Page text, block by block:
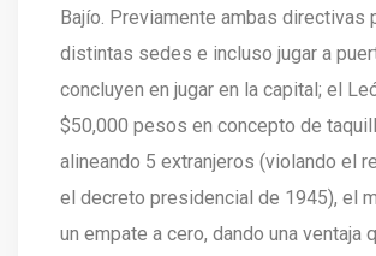
Bajío. Previamente ambas directivas
distintas sedes e incluso jugar a
concluyen en jugar en la capital; el
$50,000 pesos en concepto de
alineando 5 extranjeros (violando el
el decreto presidencial de 1945), el
un empate a cero, dando una ventaja